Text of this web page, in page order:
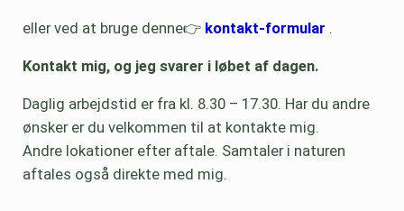
eller ved at bruge denne👉 kontakt-formular .
Kontakt mig, og jeg svarer i løbet af dagen.
Daglig arbejdstid er fra kl. 8.30 – 17.30. Har du andre
ønsker er du velkommen til at kontakte mig.
Andre lokationer efter aftale. Samtaler i naturen
aftales også direkte med mig.